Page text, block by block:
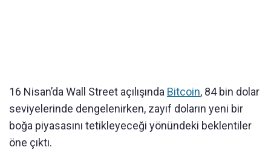
16 Nisan’da Wall Street açılışında Bitcoin, 84 bin dolar
seviyelerinde dengelenirken, zayıf doların yeni bir
boğa piyasasını tetikleyeceği yönündeki beklentiler
öne çıktı.